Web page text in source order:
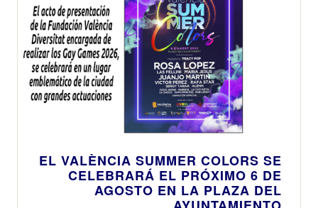
EL VALÈNCIA SUMMER COLORS SE
CELEBRARÁ EL PRÓXIMO 6 DE
AGOSTO EN LA PLAZA DEL